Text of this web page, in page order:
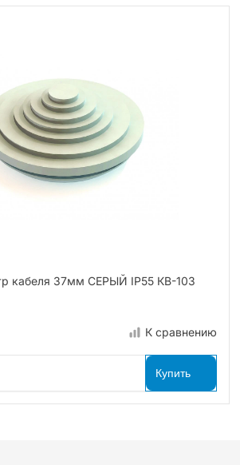
кабеля 37мм СЕРЫЙ IP55 КВ-103
К сравнению
Купить